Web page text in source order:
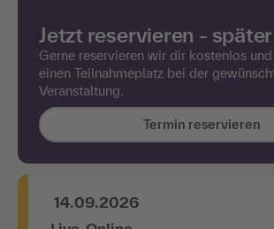
Jetzt reservieren -
Gerne reservieren wir dir kostenlos
einen Teilnahmeplatz bei der
Veranstaltung.
Termin reservieren
14.09.2026